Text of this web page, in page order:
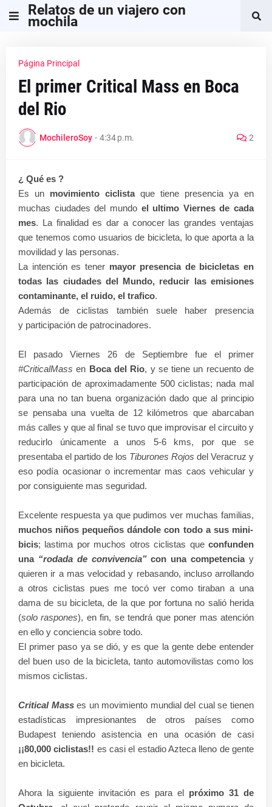
Relatos de un viajero con
mochila
Página Principal
El primer Critical Mass en Boca
del Rio
MochileroSoy - 4:34 p.m. 2
¿ Qué es ?
Es un movimiento ciclistaque tiene presencia ya en
muchas ciudades del mundo el ultimo Viernes de cada
mes. La finalidad es dar a conocer las grandes ventajas
que tenemos como usuarios de bicicleta, lo que aporta a la
movilidad y las personas.
La intención es tener mayor presencia de bicicletas en
todas las ciudades del Mundo, reducir las emisiones
contaminante, el ruido, el trafico.
Además de ciclistas también suele haber presencia
y participación de patrocinadores.
El pasado Viernes 26 de Septiembre fue el primer
#CriticalMass en Boca del Rio, y se tiene un recuento de
participación de aproximadamente 500 ciclistas; nada mal
para una no tan buena organización dado que al principio
se pensaba una vuelta de 12 kilómetros que abarcaban
más calles y que al final se tuvo que improvisar el circuito y
reducirlo únicamente a unos 5-6 kms, por que se
presentaba el partido de los Tiburones Rojos del Veracruz y
eso podía ocasionar o incrementar mas caos vehicular y
por consiguiente mas seguridad.
Excelente respuesta ya que pudimos ver muchas familias,
muchos niños pequeños dándole con todo a sus mini-
bicis; lastima por muchos otros ciclistas que confunden
una “rodada de convivencia”con una competenciay
quieren ir a mas velocidad y rebasando, incluso arrollando
a otros ciclistas pues me tocó ver como tiraban a una
dama de su bicicleta, de la que por fortuna no salió herida
(solo raspones), en fin, se tendrá que poner mas atención
en ello y conciencia sobre todo.
El primer paso ya se dió, y es que la gente debe entender
del buen uso de la bicicleta, tanto automovilistas como los
mismos ciclistas.
Critical Masses un movimiento mundial del cual se tienen
estadísticas impresionantes de otros países como
Budapest teniendo asistencia en una ocasión de casi
¡¡80,000 ciclistas!! es casi el estadio Azteca lleno de gente
en bicicleta.
Ahora la siguiente invitación es para el próximo 31 de